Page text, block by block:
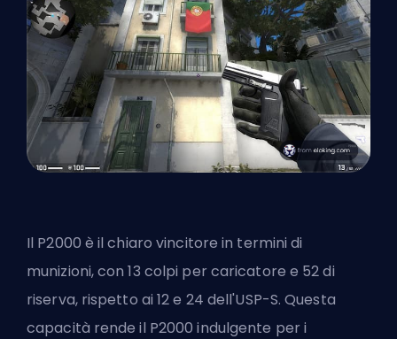
Il P2000 è il chiaro vincitore in termini di
munizioni, con 13 colpi per caricatore e 52 di
riserva, rispetto ai 12 e 24 dell'USP-S. Questa
capacità rende il P2000 indulgente per i